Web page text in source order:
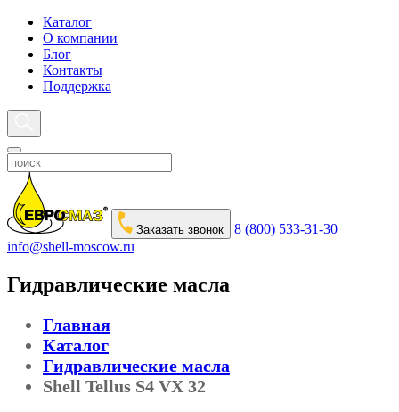
Каталог
О компании
Блог
Контакты
Поддержка
Заказать звонок
8 (800) 533-31-30
info@shell-moscow.ru
Гидравлические масла
Главная
Каталог
Гидравлические масла
Shell Tellus S4 VX 32